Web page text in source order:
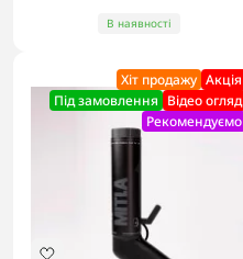
В наявності
Хіт продажу Акцiя
Під замовлення Відео огляд
Рекомендуємо